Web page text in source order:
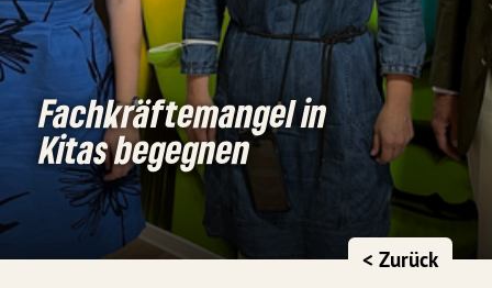
Fachkräftemangel in
Kitas begegnen
< Zurück